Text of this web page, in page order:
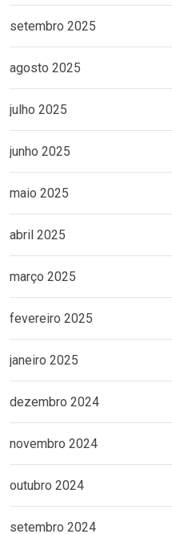
setembro 2025
agosto 2025
julho 2025
junho 2025
maio 2025
abril 2025
março 2025
fevereiro 2025
janeiro 2025
dezembro 2024
novembro 2024
outubro 2024
setembro 2024